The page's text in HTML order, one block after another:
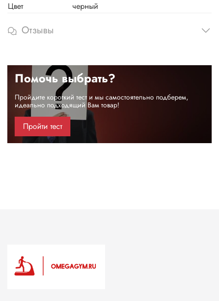
Цвет
черный
Отзывы
Помочь выбрать?
Пройдите короткий тест и мы самостоятельно подберем,
идеально подходящий Вам товар!
Пройти тест